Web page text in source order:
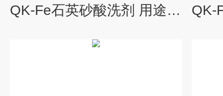
QK-Fe石英砂酸洗剂 用途广泛